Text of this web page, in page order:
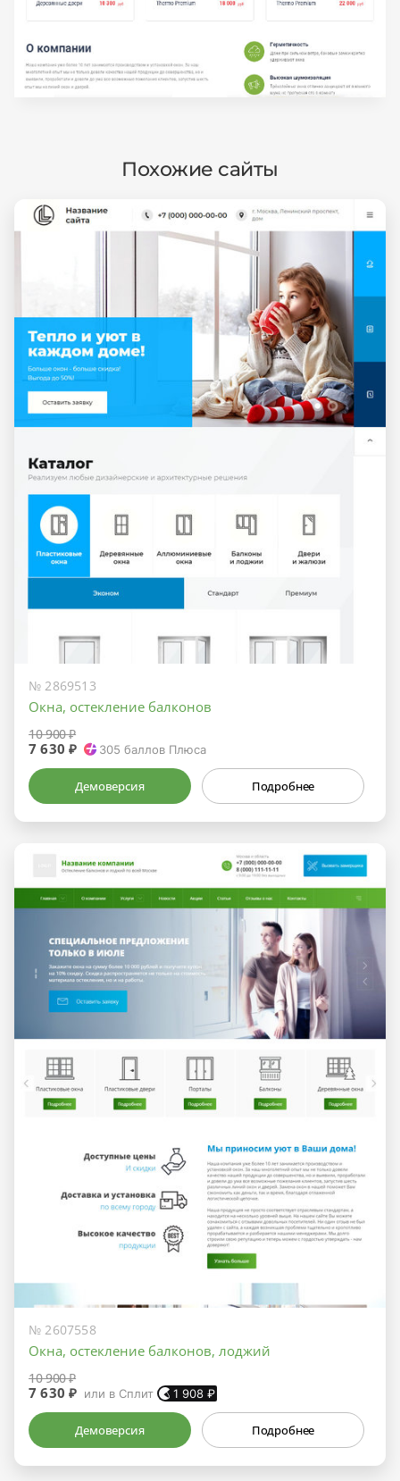
Похожие сайты
№ 2869513
Окна, остекление балконов
10 900 ₽
7 630 ₽ 305 баллов Плюса
Демоверсия Подробнее
№ 2607558
Окна, остекление балконов, лоджий
10 900 ₽
7 630 ₽ или в Сплит 1 908 ₽
Демоверсия Подробнее